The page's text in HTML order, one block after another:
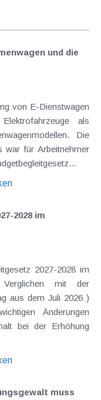
und die
von E-Dienstwagen
als
Die
war für Arbeitnehmer
2028 im
2027-2028 im
Verglichen mit der
aus dem Juli 2026 )
Änderungen
muss